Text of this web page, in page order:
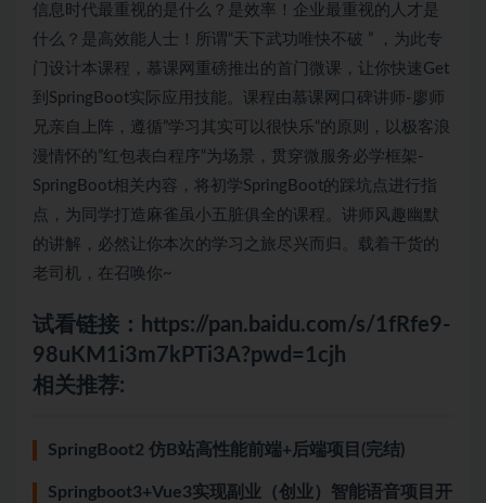
信息时代最重视的是什么？是效率！企业最重视的人才是
什么？是高效能人士！所谓“天下武功唯快不破 ” ，为此专
门设计本课程，慕课网重磅推出的首门微课，让你快速Get
到SpringBoot实际应用技能。课程由慕课网口碑讲师-廖师
兄亲自上阵，遵循”学习其实可以很快乐“的原则，以极客浪
漫情怀的”红包表白程序“为场景，贯穿微服务必学框架-
SpringBoot相关内容，将初学SpringBoot的踩坑点进行指
点，为同学打造麻雀虽小五脏俱全的课程。讲师风趣幽默
的讲解，必然让你本次的学习之旅尽兴而归。载着干货的
老司机，在召唤你~
试看链接： https://pan.baidu.com/s/1fRfe9-
98uKM1i3m7kPTi3A?pwd=1cjh
相关推荐:
SpringBoot2 仿B站高性能前端+后端项目(完结)
Springboot3+Vue3实现副业（创业）智能语音项目开